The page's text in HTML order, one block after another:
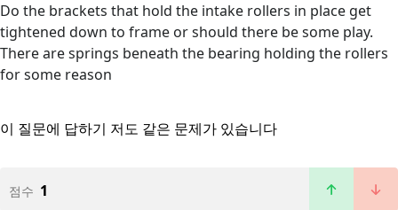
Do the brackets that hold the intake rollers in place get
tightened down to frame or should there be some play.
There are springs beneath the bearing holding the rollers
for some reason
이 질문에 답하기 저도 같은 문제가 있습니다
점수 1